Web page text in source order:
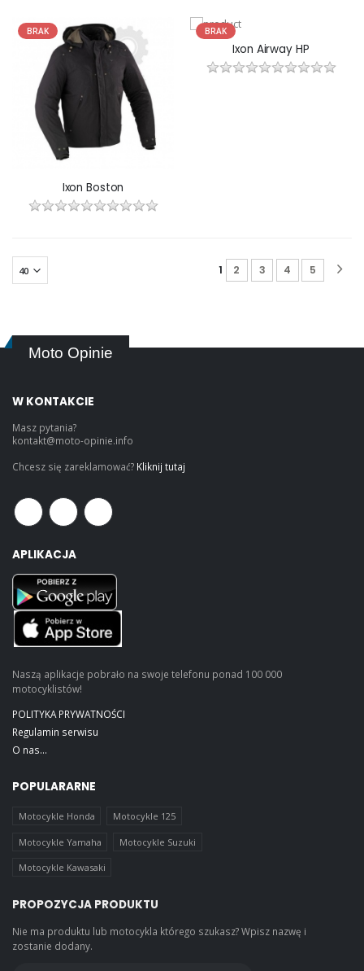
BRAK
Ixon Boston
BRAK
Ixon Airway HP
1 2 3 4 5
Moto Opinie
W KONTAKCIE
Masz pytania?
kontakt@moto-opinie.info
Chcesz się zareklamować? Kliknij tutaj
APLIKACJA
Naszą aplikacje pobrało na swoje telefonu ponad 100 000
motocyklistów!
POLITYKA PRYWATNOŚCI
Regulamin serwisu
O nas...
POPULARARNE
Motocykle Honda Motocykle 125
Motocykle Yamaha Motocykle Suzuki
Motocykle Kawasaki
PROPOZYCJA PRODUKTU
Nie ma produktu lub motocykla którego szukasz? Wpisz nazwę i
zostanie dodany.